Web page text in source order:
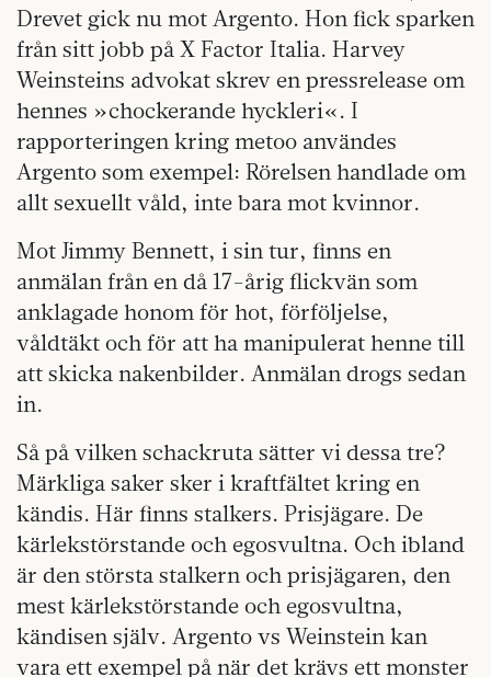
Drevet gick nu mot Argento. Hon fick sparken
från sitt jobb på X Factor Italia. Harvey
Weinsteins advokat skrev en pressrelease om
hennes »chockerande hyckleri«. I
rapporteringen kring metoo användes
Argento som exempel: Rörelsen handlade om
allt sexuellt våld, inte bara mot kvinnor.
Mot Jimmy Bennett, i sin tur, finns en
anmälan från en då 17-årig flickvän som
anklagade honom för hot, förföljelse,
våldtäkt och för att ha manipulerat henne till
att skicka nakenbilder. Anmälan drogs sedan
in.
Så på vilken schackruta sätter vi dessa tre?
Märkliga saker sker i kraftfältet kring en
kändis. Här finns stalkers. Prisjägare. De
kärlekstörstande och egosvultna. Och ibland
är den största stalkern och prisjägaren, den
mest kärlekstörstande och egosvultna,
kändisen själv. Argento vs Weinstein kan
vara ett exempel på när det krävs ett monster